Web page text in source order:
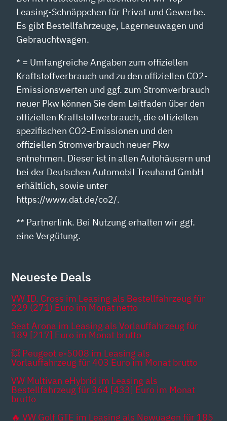
Leasing-Schnäppchen für Privat und Gewerbe.
Es gibt Bestellfahrzeuge, Lagerneuwagen und
Gebrauchtwagen.
* = Umfangreiche Angaben zum offiziellen
Kraftstoffverbrauch und zu den offiziellen CO2-
Emissionswerten und ggf. zum Stromverbrauch
neuer Pkw können Sie dem Leitfaden über den
offiziellen Kraftstoffverbrauch, die offiziellen
spezifischen CO2-Emissionen und den
offiziellen Stromverbrauch neuer Pkw
entnehmen. Dieser ist in allen Autohäusern und
bei der Deutschen Automobil Treuhand GmbH
erhältlich, sowie unter
https://www.dat.de/co2/.
** Partnerlink. Bei Nutzung erhalten wir ggf.
eine Vergütung.
Neueste Deals
VW ID. Cross im Leasing als Bestellfahrzeug für
229 (271) Euro im Monat netto
Seat Arona im Leasing als Vorlauffahrzeug für
189 [217] Euro im Monat brutto
💥 Peugeot e-5008 im Leasing als
Vorlauffahrzeug für 403 Euro im Monat brutto
VW Multivan eHybrid im Leasing als
Bestellfahrzeug für 364 [433] Euro im Monat
brutto
🔥 VW Golf GTE im Leasing als Newuagen für 185